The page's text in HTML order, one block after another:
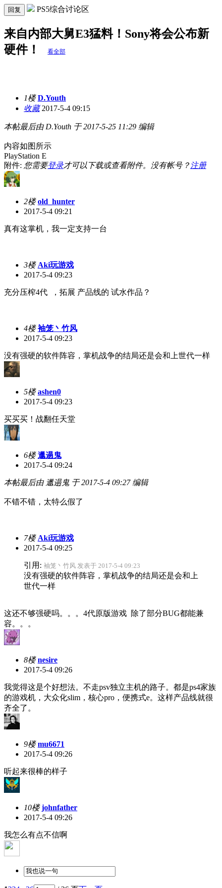
回复 PS5综合讨论区
来自内部大舅E3猛料！Sony将会公布新
硬件！
看全部
1楼 D.Youth
收藏2017-5-4 09:15
本帖最后由 D.Youth 于 2017-5-25 11:29 编辑
内容如图所示
PlayStation E
附件: 您需要登录才可以下载或查看附件。没有帐号？ 注册
2楼 old_hunter
2017-5-4 09:21
真有这掌机，我一定支持一台
3楼 Aki玩游戏
2017-5-4 09:23
充分压榨4代 ，拓展 产品线的 试水作品？
4楼 袖笼丶竹风
2017-5-4 09:23
没有强硬的软件阵容，掌机战争的结局还是会和上世代一样
5楼 ashen0
2017-5-4 09:23
买买买！战翻任天堂
6楼 邋遢鬼
2017-5-4 09:24
本帖最后由 邋遢鬼 于 2017-5-4 09:27 编辑
不错不错，太特么假了
7楼 Aki玩游戏
2017-5-4 09:25
引用: 袖笼丶竹风 发表于 2017-5-4 09:23
没有强硬的软件阵容，掌机战争的结局还是会和上
世代一样
这还不够强硬吗。。。4代原版游戏 除了部分BUG都能兼
容。。。
8楼 nesire
2017-5-4 09:26
我觉得这是个好想法。不走psv独立主机的路子。都是ps4家族
的游戏机，大众化slim，核心pro，便携式e。这样产品线就很
齐全了。
9楼 mu6671
2017-5-4 09:26
听起来很棒的样子
10楼 johnfather
2017-5-4 09:26
我怎么有点不信啊